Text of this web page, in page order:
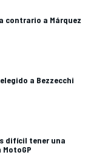
contrario a Márquez
a Bezzecchi
difícil tener una